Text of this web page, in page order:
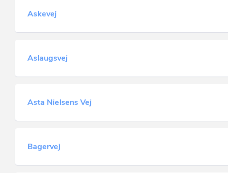
Askevej
Aslaugsvej
Asta Nielsens Vej
Bagervej